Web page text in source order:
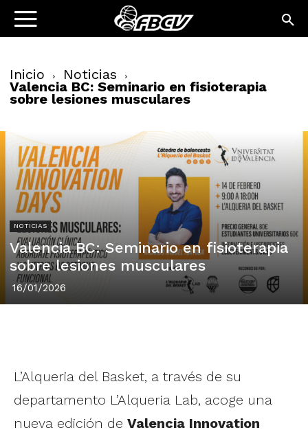
Inicio Noticias
Valencia BC: Seminario en fisioterapia
sobre lesiones musculares
NOTICIAS
Valencia BC: Seminario en fisioterapia
sobre lesiones musculares
16/01/2026
L’Alqueria del Basket, a través de su
departamento L’Alqueria Lab, acoge una
nueva edición de Valencia Innovation